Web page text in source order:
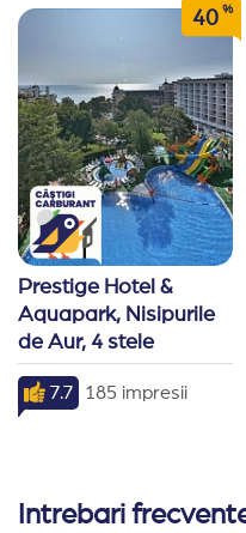
40 %
Prestige Hotel &
Aquapark, Nisipurile
de Aur, 4 stele
7.7 185 impresii
Intrebari